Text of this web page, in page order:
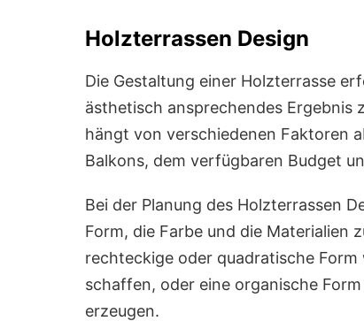
Holzterrassen Design
Die Gestaltung einer Holzterrasse
ästhetisch ansprechendes Ergebnis
hängt von verschiedenen Faktoren
Balkons, dem verfügbaren Budget
Bei der Planung des Holzterrassen
Form, die Farbe und die Materialien
rechteckige oder quadratische
schaffen, oder eine organische
erzeugen.